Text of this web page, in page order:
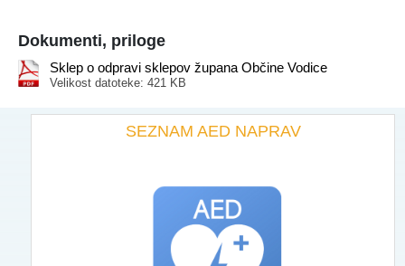
Dokumenti, priloge
Sklep o odpravi sklepov župana Občine Vodice
Velikost datoteke: 421 KB
SEZNAM AED NAPRAV